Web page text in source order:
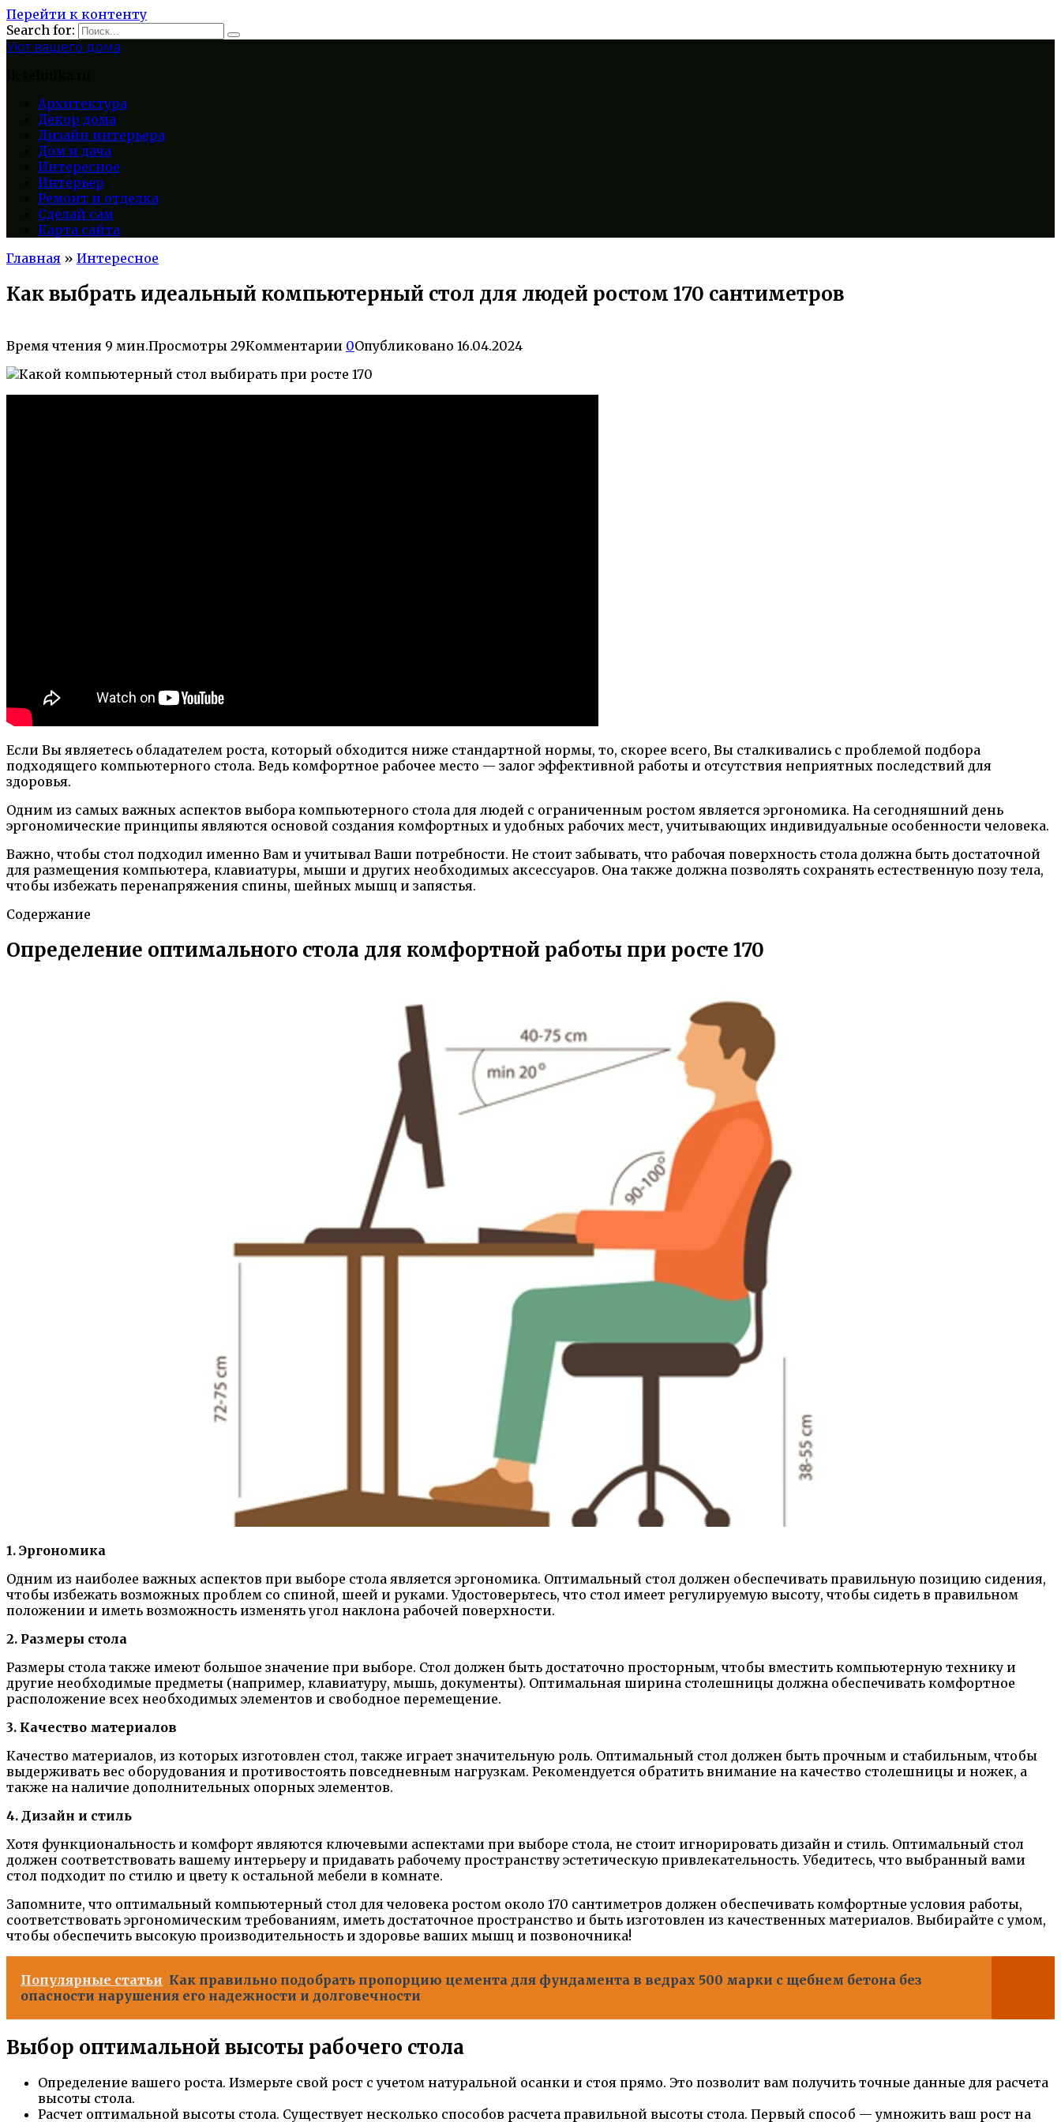
Перейти к контенту
Search for:
Уют вашего дома
Архитектура
Декор дома
Дизайн интерьера
Дом и дача
Интересное
Интерьер
Ремонт и отделка
Сделай сам
Карта сайта
Главная » Интересное
Как выбрать идеальный компьютерный стол для людей ростом 170 сантиметров
Время чтения 9 мин.Просмотры 29Комментарии 0Опубликовано 16.04.2024
Если Вы являетесь обладателем роста, который обходится ниже стандартной нормы, то, скорее всего, Вы сталкивались с проблемой подбора
подходящего компьютерного стола. Ведь комфортное рабочее место — залог эффективной работы и отсутствия неприятных последствий для
здоровья.
Одним из самых важных аспектов выбора компьютерного стола для людей с ограниченным ростом является эргономика. На сегодняшний день
эргономические принципы являются основой создания комфортных и удобных рабочих мест, учитывающих индивидуальные особенности человека.
Важно, чтобы стол подходил именно Вам и учитывал Ваши потребности. Не стоит забывать, что рабочая поверхность стола должна быть достаточной
для размещения компьютера, клавиатуры, мыши и других необходимых аксессуаров. Она также должна позволять сохранять естественную позу тела,
чтобы избежать перенапряжения спины, шейных мышц и запястья.
Содержание
Определение оптимального стола для комфортной работы при росте 170
1. Эргономика
Одним из наиболее важных аспектов при выборе стола является эргономика. Оптимальный стол должен обеспечивать правильную позицию сидения,
чтобы избежать возможных проблем со спиной, шеей и руками. Удостоверьтесь, что стол имеет регулируемую высоту, чтобы сидеть в правильном
положении и иметь возможность изменять угол наклона рабочей поверхности.
2. Размеры стола
Размеры стола также имеют большое значение при выборе. Стол должен быть достаточно просторным, чтобы вместить компьютерную технику и
другие необходимые предметы (например, клавиатуру, мышь, документы). Оптимальная ширина столешницы должна обеспечивать комфортное
расположение всех необходимых элементов и свободное перемещение.
3. Качество материалов
Качество материалов, из которых изготовлен стол, также играет значительную роль. Оптимальный стол должен быть прочным и стабильным, чтобы
выдерживать вес оборудования и противостоять повседневным нагрузкам. Рекомендуется обратить внимание на качество столешницы и ножек, а
также на наличие дополнительных опорных элементов.
4. Дизайн и стиль
Хотя функциональность и комфорт являются ключевыми аспектами при выборе стола, не стоит игнорировать дизайн и стиль. Оптимальный стол
должен соответствовать вашему интерьеру и придавать рабочему пространству эстетическую привлекательность. Убедитесь, что выбранный вами
стол подходит по стилю и цвету к остальной мебели в комнате.
Запомните, что оптимальный компьютерный стол для человека ростом около 170 сантиметров должен обеспечивать комфортные условия работы,
соответствовать эргономическим требованиям, иметь достаточное пространство и быть изготовлен из качественных материалов. Выбирайте с умом,
чтобы обеспечить высокую производительность и здоровье ваших мышц и позвоночника!
Популярные статьи Как правильно подобрать пропорцию цемента для фундамента в ведрах 500 марки с щебнем бетона без
опасности нарушения его надежности и долговечности
Выбор оптимальной высоты рабочего стола
Определение вашего роста. Измерьте свой рост с учетом натуральной осанки и стоя прямо. Это позволит вам получить точные данные для расчета
высоты стола.
Расчет оптимальной высоты стола. Существует несколько способов расчета правильной высоты стола. Первый способ — умножить ваш рост на